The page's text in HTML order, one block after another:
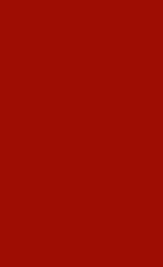
portal in Tripura.